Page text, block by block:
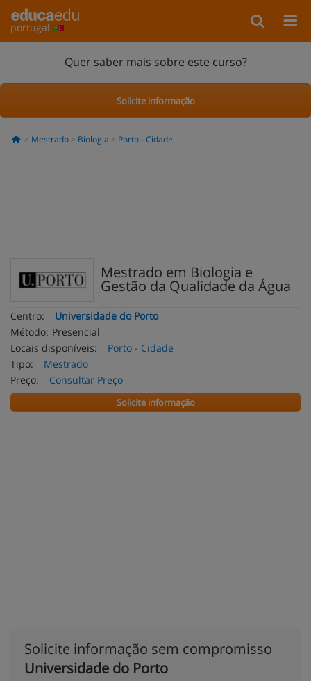
portugal
Quer saber mais sobre este curso?
Solicite informação
Mestrado Biologia Porto - Cidade
Mestrado em Biologia e
Gestão da Qualidade da Água
Centro:
Universidade do Porto
Método: Presencial
Locais disponíveis:
Porto - Cidade
Tipo:
Mestrado
Preço:
Consultar Preço
Solicite informação
Solicite informação sem compromisso
Universidade do Porto